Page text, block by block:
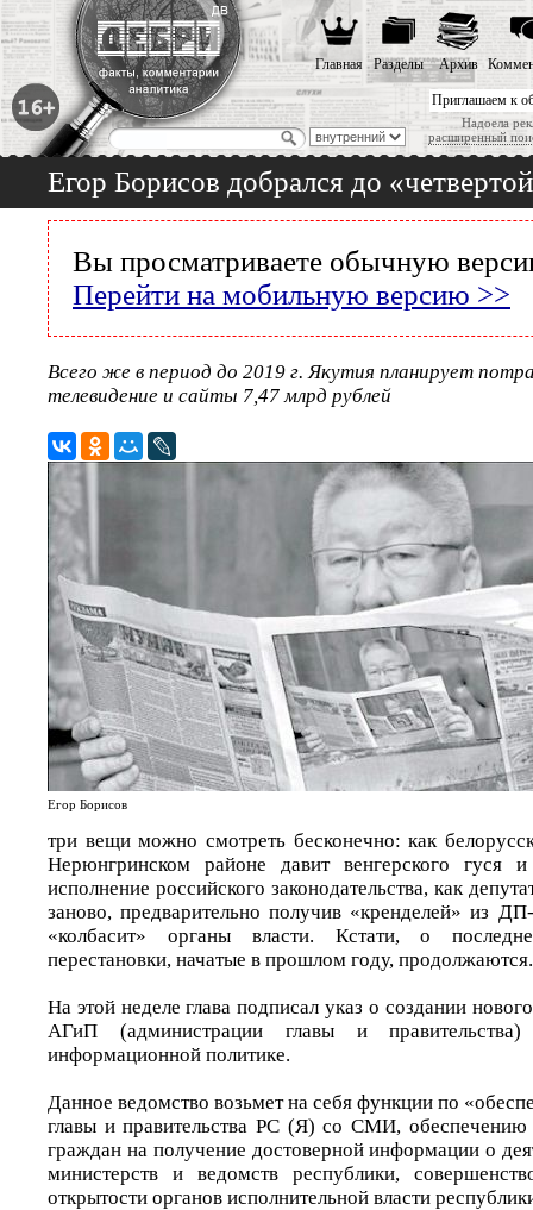
Приглашаем к
Надоела
расширенный
Главная Разделы Архив
Егор Борисов добрался до
Вы просматриваете обычную
Перейти на мобильную версию >>
Всего же в период до 2019 г. Якутия планирует
телевидение и сайты 7,47 млрд рублей
Егор Борисов
три вещи можно смотреть бесконечно: как
Нерюнгринском районе давит венгерского гуся
исполнение российского законодательства, как
заново, предварительно получив «кренделей» из
«колбасит» органы власти. Кстати, о
перестановки, начатые в прошлом году, продолжаются.
На этой неделе глава подписал указ о создании
АГиП (администрации главы и
информационной политике.
Данное ведомство возьмет на себя функции по
главы и правительства РС (Я) со СМИ, обеспечению
граждан на получение достоверной информации о
министерств и ведомств республики,
открытости органов исполнительной власти